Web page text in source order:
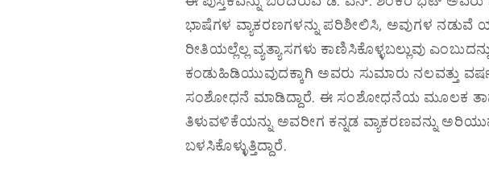
ಭಾಷೆಗಳ ವ್ಯಾಕರಣಗಳನ್ನು ಪರಿಶೀಲಿಸಿ, ಅವುಗಳ ನಡುವೆ
ರೀತಿಯಲ್ಲೆಲ್ಲ ವ್ಯತ್ಯಾಸಗಳು ಕಾಣಿಸಿಕೊಳ್ಳಬಲ್ಲುವು ಎಂಬುದನ್ನು
ಕಂಡುಹಿಡಿಯುವುದಕ್ಕಾಗಿ ಅವರು ಸುಮಾರು ನಲವತ್ತು
ಸಂಶೋಧನೆ ಮಾಡಿದ್ದಾರೆ. ಈ ಸಂಶೋಧನೆಯ ಮೂಲಕ
ತಿಳುವಳಿಕೆಯನ್ನು ಅವರೀಗ ಕನ್ನಡ ವ್ಯಾಕರಣವನ್ನು
ಬಳಸಿಕೊಳ್ಳುತ್ತಿದ್ದಾರೆ.